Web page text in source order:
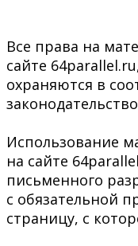
Все права на
сайте
охраняются в
Использование
на сайте
письменного
с обязательной
страницу, с